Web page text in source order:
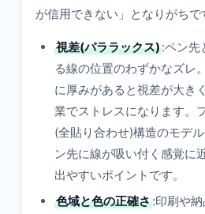
が信用できない」となりがちで
視差(パララックス):ペン先
る線の位置のわずかなズレ
に厚みがあると視差が大き
業でストレスになります。
(全貼り合わせ)構造のモデ
ン先に線が吸い付く感覚に
出やすいポイントです。
色域と色の正確さ:印刷や